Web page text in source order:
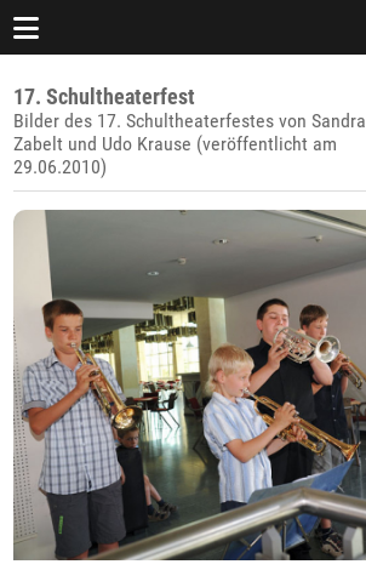
17. Schultheaterfest
Bilder des 17. Schultheaterfestes von Sandra
Zabelt und Udo Krause (veröffentlicht am
29.06.2010)